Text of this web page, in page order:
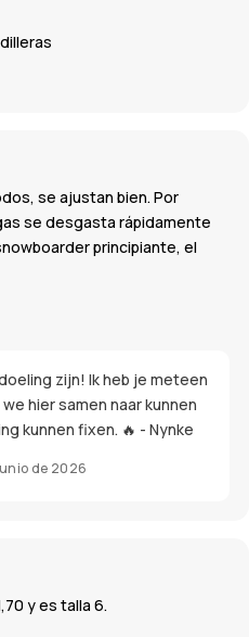
se ajustan bien. Por
se desgasta rápidamente
principiante, el
zijn! Ik heb je meteen
hier samen naar kunnen
kunnen fixen. 🔥 - Nynke
de 2026
y es talla 6.